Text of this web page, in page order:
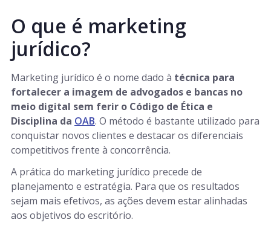
O que é marketing
jurídico?
Marketing jurídico é o nome dado à técnica para
fortalecer a imagem de advogados e bancas no
meio digital sem ferir o Código de Ética e
Disciplina da OAB. O método é bastante utilizado para
conquistar novos clientes e destacar os diferenciais
competitivos frente à concorrência.
A prática do marketing jurídico precede de
planejamento e estratégia. Para que os resultados
sejam mais efetivos, as ações devem estar alinhadas
aos objetivos do escritório.